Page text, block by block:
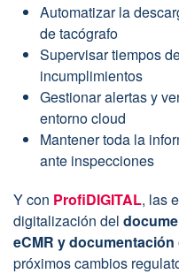
Automatizar la
de tacógrafo
Supervisar tiempos
incumplimientos
Gestionar alertas y
entorno cloud
Mantener toda la
ante inspecciones
Y con ProfiDIGITAL, las
digitalización del
eCMR y
próximos cambios